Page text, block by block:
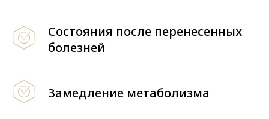
Состояния после перенесенных
болезней
Замедление метаболизма